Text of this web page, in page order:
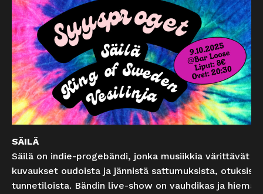
SÄILÄ
Säilä on indie-progebändi, jonka musiikkia värittävät
kuvaukset oudoista ja jännistä sattumuksista,
tunnetiloista. Bändin live-show on vauhdikas ja hieman